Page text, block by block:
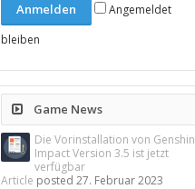
Angemeldet
bleiben
Game News
Die Vorinstallation von Genshin
Impact Version 3.5 ist jetzt
verfügbar
Article posted27. Februar 2023